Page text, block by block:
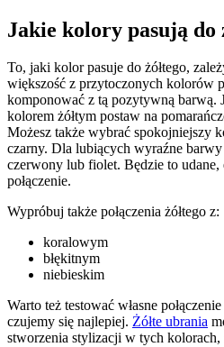
Jakie kolory pasują do
To, jaki kolor pasuje do żółtego,
większość z przytoczonych kolorów
komponować z tą pozytywną barwą.
kolorem żółtym postaw na
Możesz także wybrać spokojniejszy
czarny. Dla lubiących wyraźne barwy
czerwony lub fiolet. Będzie to udane,
połączenie.
Wypróbuj także połączenia żółtego z:
koralowym
błękitnym
niebieskim
Warto też testować własne
czujemy się najlepiej. Żółte ubrania
stworzenia stylizacji w tych kolorach,